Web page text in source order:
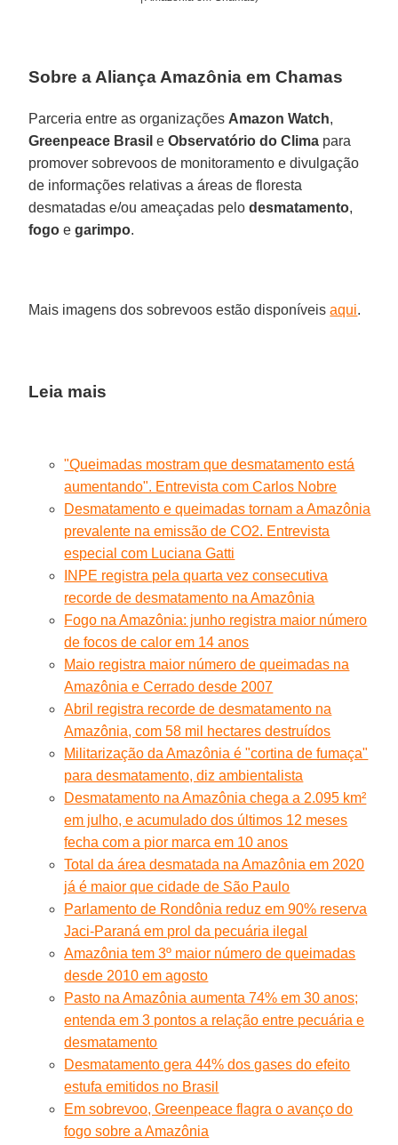
Sobre a Aliança Amazônia em Chamas
Parceria entre as organizações Amazon Watch,
Greenpeace Brasil eObservatório do Clima para
promover sobrevoos de monitoramento e divulgação
de informações relativas a áreas de floresta
desmatadas e/ou ameaçadas pelodesmatamento,
fogo egarimpo.
Mais imagens dos sobrevoos estão disponíveisaqui.
Leia mais
"Queimadas mostram que desmatamento está
aumentando". Entrevista com Carlos Nobre
Desmatamento e queimadas tornam a Amazônia
prevalente na emissão de CO2. Entrevista
especial com Luciana Gatti
INPE registra pela quarta vez consecutiva
recorde de desmatamento na Amazônia
Fogo na Amazônia: junho registra maior número
de focos de calor em 14 anos
Maio registra maior número de queimadas na
Amazônia e Cerrado desde 2007
Abril registra recorde de desmatamento na
Amazônia, com 58 mil hectares destruídos
Militarização da Amazônia é "cortina de fumaça"
para desmatamento, diz ambientalista
Desmatamento na Amazônia chega a 2.095 km²
em julho, e acumulado dos últimos 12 meses
fecha com a pior marca em 10 anos
Total da área desmatada na Amazônia em 2020
já é maior que cidade de São Paulo
Parlamento de Rondônia reduz em 90% reserva
Jaci-Paraná em prol da pecuária ilegal
Amazônia tem 3º maior número de queimadas
desde 2010 em agosto
Pasto na Amazônia aumenta 74% em 30 anos;
entenda em 3 pontos a relação entre pecuária e
desmatamento
Desmatamento gera 44% dos gases do efeito
estufa emitidos no Brasil
Em sobrevoo, Greenpeace flagra o avanço do
fogo sobre a Amazônia